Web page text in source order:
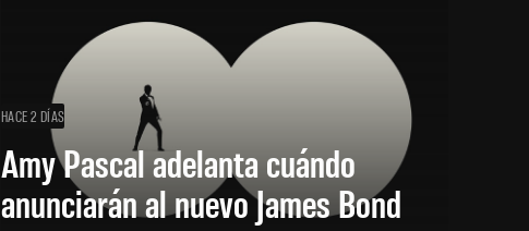
HACE 2 DÍAS
Amy Pascal adelanta cuándo
anunciarán al nuevo James Bond